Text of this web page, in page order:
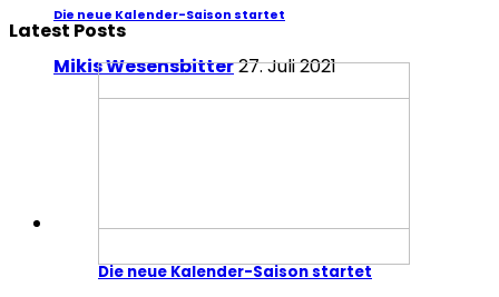
Die neue Kalender-Saison startet
Mikis Wesensbitter27. Juli 2021
Latest Posts
Die neue Kalender-Saison startet